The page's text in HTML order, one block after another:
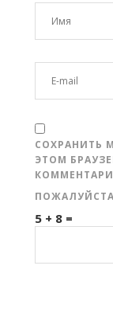
СОХРАНИТЬ
ЭТОМ
5 + 8 =